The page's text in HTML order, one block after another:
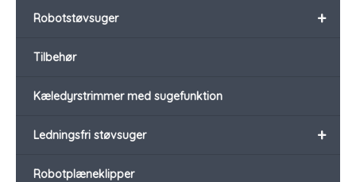
+
Robotstøvsuger
Tilbehør
Kæledyrstrimmer med sugefunktion
+
Ledningsfri støvsuger
Robotplæneklipper